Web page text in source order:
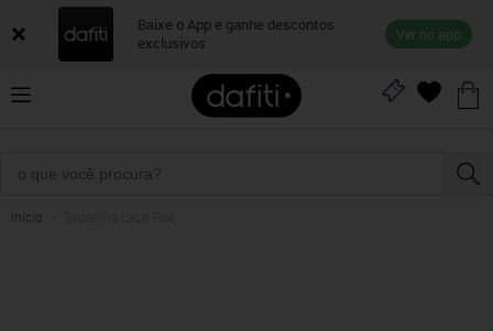
Baixe o App e ganhe descontos
exclusivos
Ver no app
Início